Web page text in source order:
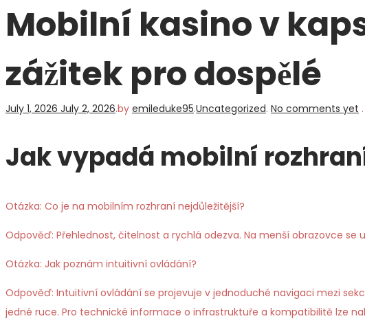
Mobilní kasino v
zážitek pro dospělé
Posted
July 1, 2026 July 2, 2026.by emileduke95.Posted
Uncategorized. No comments yet .
Jak vypadá mobilní
Otázka: Co je na mobilním rozhraní nejdůležitější?
Odpověď: Přehlednost, čitelnost a rychlá odezva. Na menší obrazovce
Otázka: Jak poznám intuitivní ovládání?
Odpověď: Intuitivní ovládání se projevuje v jednoduché navigaci mezi
jedné ruce. Pro technické informace o infrastruktuře a kompatibilitě lze